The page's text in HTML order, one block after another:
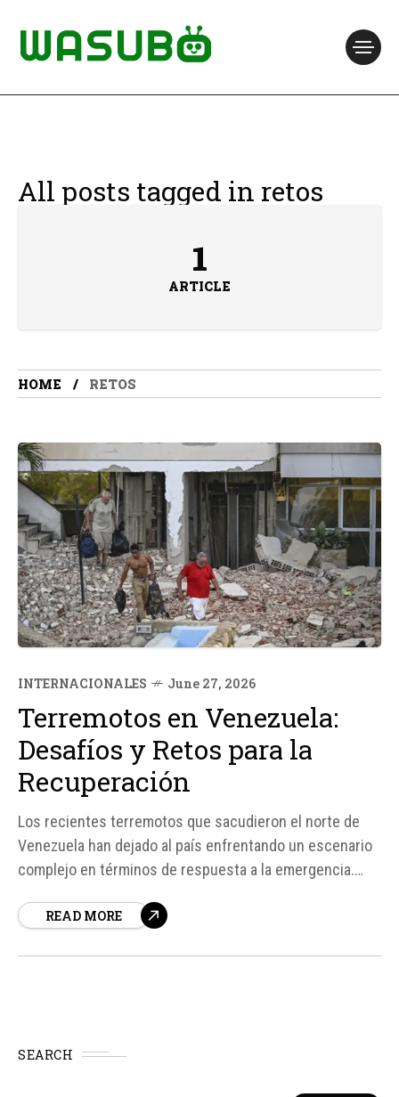
All posts tagged in retos
1
ARTICLE
HOME RETOS
INTERNACIONALES June 27, 2026
Terremotos en Venezuela:
Desafíos y Retos para la
Recuperación
Los recientes terremotos que sacudieron el norte de
Venezuela han dejado al país enfrentando un escenario
complejo en términos de respuesta a la emergencia.
Productos - Modelos de Terremotos de Moody’s, los
READ MORE
SEARCH